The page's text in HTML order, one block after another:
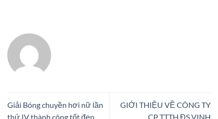
Giải Bóng chuyền hơi nữ lần
thứ IV thành công tốt đẹp
GIỚI THIỆU VỀ CÔNG TY
CP TTTH ĐS VINH